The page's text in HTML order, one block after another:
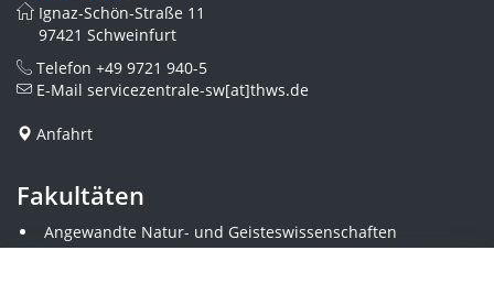
Ignaz-Schön-Straße 11
97421 Schweinfurt
Telefon +49 9721 940-5
E-Mail servicezentrale-sw[at]thws.de
Anfahrt
Fakultäten
Angewandte Natur- und Geisteswissenschaften
Angewandte Sozialwissenschaften